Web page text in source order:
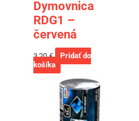
Dymovnica
RDG1 –
červená
3,20€
Pridať do
košíka